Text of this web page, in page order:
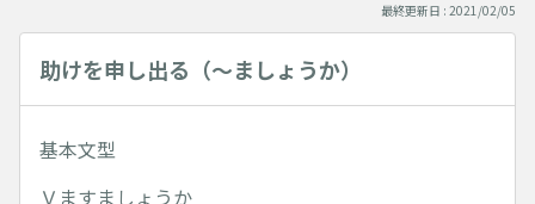
最終更新日 : 2021/02/05
助けを申し出る（～ましょうか）
基本文型
Ｖますましょうか